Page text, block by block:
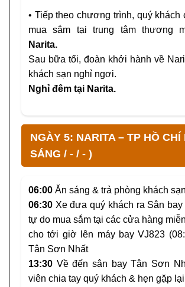
• Tiếp theo chương trình, quý khách
mua sắm tại trung tâm thương
Narita.
Sau bữa tối, đoàn khởi hành về
khách sạn nghỉ ngơi.
Nghỉ đêm tại Narita.
NGÀY 5: NARITA – TP HỒ CHÍ
SÁNG / - / - )
06:00 Ăn sáng & trả phòng khách
06:30 Xe đưa quý khách ra Sân bay
tự do mua sắm tại các cửa hàng
cho tới giờ lên máy bay VJ823
Tân Sơn Nhất
13:30 Về đến sân bay Tân Sơn
viên chia tay quý khách & hẹn gặp